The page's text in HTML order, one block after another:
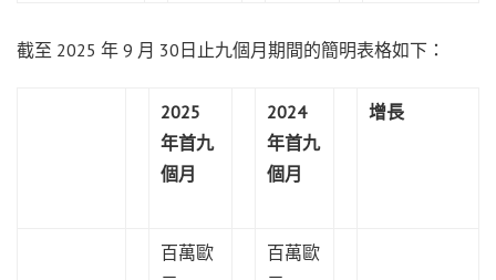
截至 2025 年 9 月 30日止九個月期間的簡明表格如下：
2025
年首九
個月
2024
年首九
個月
增長
百萬歐
百萬歐